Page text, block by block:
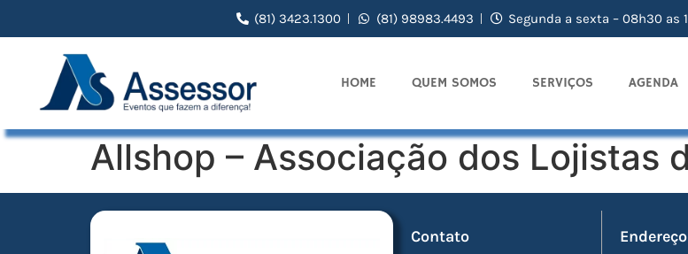
(81) 3423.1300 (81) 98983.4493 Segunda a sexta – 08h30 as
HOME QUEM SOMOS SERVIÇOS AGENDA
Allshop – Associação dos Lojistas
Contato Endereço